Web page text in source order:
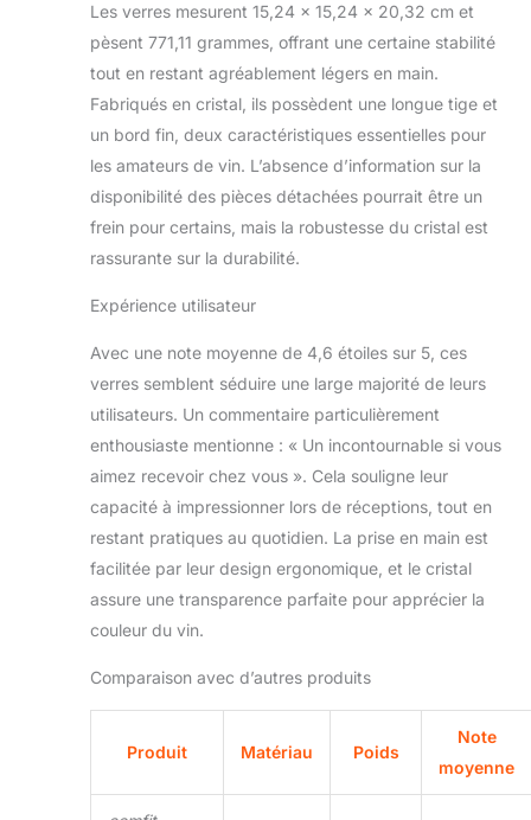
les lignes délicates ainsi
que la forme unique du
bol permettent aux
profiter de la
Bourgogne, du
Cabernet Sauvignon,
du Pinot, du Bordeaux
d'être équilibré entre
une touche d'élégance
à n'importe quelle
armoire. Cet ensemble
de tiges de comfit est le
moyen idéal d'ajouter
une nouvelle touche de
couleur à la collection
de votre cadeau. De
plus, cette option
classique est adaptée
pour le vin rouge et
qualité/prix pour un lot
de six. Avec un bol
délicate, ils sont
Les verres mesurent 15,24 x 15,24 x 20,32 cm et
pèsent 771,11 grammes, offrant une certaine stabilité
tout en restant agréablement légers en main.
Fabriqués en cristal, ils possèdent une longue tige et
un bord fin, deux caractéristiques essentielles pour
les amateurs de vin. L’absence d’information sur la
disponibilité des pièces détachées pourrait être un
frein pour certains, mais la robustesse du cristal est
rassurante sur la durabilité.
Expérience utilisateur
Avec une note moyenne de 4,6 étoiles sur 5, ces
verres semblent séduire une large majorité de leurs
utilisateurs. Un commentaire particulièrement
enthousiaste mentionne : « Un incontournable si vous
aimez recevoir chez vous ». Cela souligne leur
capacité à impressionner lors de réceptions, tout en
restant pratiques au quotidien. La prise en main est
facilitée par leur design ergonomique, et le cristal
assure une transparence parfaite pour apprécier la
couleur du vin.
Comparaison avec d’autres produits
Produit Matériau Poids
Note
moyenne